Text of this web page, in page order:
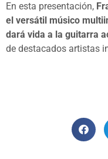
En esta presentación,
el versátil músico
dará vida a la guitarra
de destacados artistas